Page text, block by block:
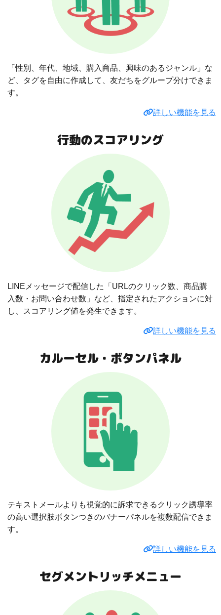
「性別、年代、地域、購入商品、興味のあるジャンル」な
ど、タグを自由に作成して、友だちをグループ分けできま
す。
詳しい機能を見る
行動のスコアリング
LINEメッセージで配信した「URLのクリック数、商品購
入数・お問い合わせ数」など、指定されたアクションに対
し、スコアリング値を発生できます。
詳しい機能を見る
カルーセル・ボタンパネル
テキストメールよりも視覚的に訴求できるクリック誘導率
の高い選択肢ボタンつきのバナーパネルを複数配信できま
す。
詳しい機能を見る
セグメントリッチメニュー